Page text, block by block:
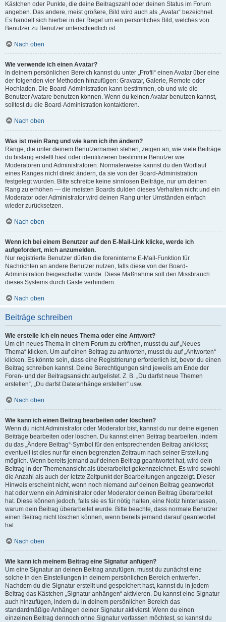
Kästchen oder Punkte, die deine Beitragszahl oder deinen Status im Forum
angeben. Das andere, meist größere, Bild wird auch als „Avatar“ bezeichnet.
Es handelt sich hierbei in der Regel um ein persönliches Bild, welches von
Benutzer zu Benutzer unterschiedlich ist.
Nach oben
Wie verwende ich einen Avatar?
In deinem persönlichen Bereich kannst du unter „Profil“ einen Avatar über eine
der folgenden vier Methoden hinzufügen: Gravatar, Galerie, Remote oder
Hochladen. Die Board-Administration kann bestimmen, ob und wie die
Benutzer Avatare benutzen können. Wenn du keinen Avatar benutzen kannst,
solltest du die Board-Administration kontaktieren.
Nach oben
Was ist mein Rang und wie kann ich ihn ändern?
Ränge, die unter deinem Benutzernamen stehen, zeigen an, wie viele Beiträge
du bislang erstellt hast oder identifizieren bestimmte Benutzer wie
Moderatoren und Administratoren. Normalerweise kannst du den Wortlaut
eines Ranges nicht direkt ändern, da sie von der Board-Administration
festgelegt wurden. Bitte schreibe keine sinnlosen Beiträge, nur um deinen
Rang zu erhöhen — die meisten Boards dulden dieses Verhalten nicht und ein
Moderator oder Administrator wird deinen Rang unter Umständen einfach
wieder zurücksetzen.
Nach oben
Wenn ich bei einem Benutzer auf den E-Mail-Link klicke, werde ich
aufgefordert, mich anzumelden.
Nur registrierte Benutzer dürfen die foreninterne E-Mail-Funktion für
Nachrichten an andere Benutzer nutzen, falls diese von der Board-
Administration freigeschaltet wurde. Diese Maßnahme soll den Missbrauch
dieses Systems durch Gäste verhindern.
Nach oben
Beiträge schreiben
Wie erstelle ich ein neues Thema oder eine Antwort?
Um ein neues Thema in einem Forum zu eröffnen, musst du auf „Neues
Thema“ klicken. Um auf einen Beitrag zu antworten, musst du auf „Antworten“
klicken. Es könnte sein, dass eine Registrierung erforderlich ist, bevor du einen
Beitrag schreiben kannst. Deine Berechtigungen sind jeweils am Ende der
Foren- und der Beitragsansicht aufgelistet. Z. B. „Du darfst neue Themen
erstellen“, „Du darfst Dateianhänge erstellen“ usw.
Nach oben
Wie kann ich einen Beitrag bearbeiten oder löschen?
Wenn du nicht Administrator oder Moderator bist, kannst du nur deine eigenen
Beiträge bearbeiten oder löschen. Du kannst einen Beitrag bearbeiten, indem
du das „Ändere Beitrag“-Symbol für den entsprechenden Beitrag anklickst;
eventuell ist dies nur für einen begrenzten Zeitraum nach seiner Erstellung
möglich. Wenn bereits jemand auf deinen Beitrag geantwortet hat, wird dein
Beitrag in der Themenansicht als überarbeitet gekennzeichnet. Es wird sowohl
die Anzahl als auch der letzte Zeitpunkt der Bearbeitungen angezeigt. Dieser
Hinweis erscheint nicht, wenn noch niemand auf deinen Beitrag geantwortet
hat oder wenn ein Administrator oder Moderator deinen Beitrag überarbeitet
hat. Diese können jedoch, falls sie es für nötig halten, eine Notiz hinterlassen,
warum dein Beitrag überarbeitet wurde. Bitte beachte, dass normale Benutzer
einen Beitrag nicht löschen können, wenn bereits jemand darauf geantwortet
hat.
Nach oben
Wie kann ich meinem Beitrag eine Signatur anfügen?
Um eine Signatur an deinen Beitrag anzufügen, musst du zunächst eine
solche in den Einstellungen in deinem persönlichen Bereich entwerfen.
Nachdem du die Signatur erstellt und gespeichert hast, kannst du in jedem
Beitrag das Kästchen „Signatur anhängen“ aktivieren. Du kannst eine Signatur
auch hinzufügen, indem du in deinem persönlichen Bereich das
standardmäßige Anhängen deiner Signatur aktivierst. Wenn du einen
einzelnen Beitrag dennoch ohne Signatur verfassen möchtest, so kannst du